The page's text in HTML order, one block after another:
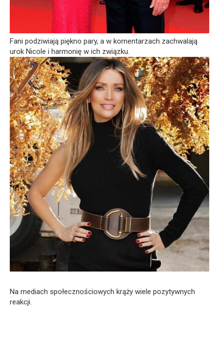
Fani podziwiają piękno pary, a w komentarzach zachwalają
urok Nicole i harmonię w ich związku.
Na mediach społecznościowych krąży wiele pozytywnych
reakcji.